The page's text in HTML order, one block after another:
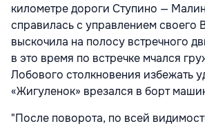
километре дороги Ступино —
справилась с управлением своего
выскочила на полосу встречного
в это время по встречке мчался
Лобового столкновения избежать
«Жигуленок» врезался в борт
"После поворота, по всей